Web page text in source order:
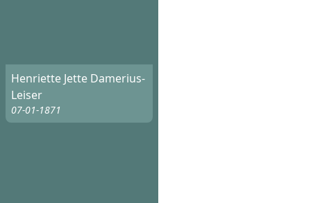
Henriette Jette Damerius-
Leiser
07-01-1871